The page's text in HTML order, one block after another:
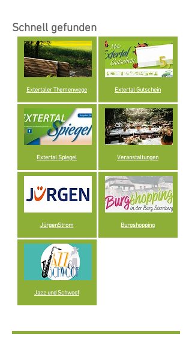
Schnell gefunden
Extertaler Themenwege
Extertal Spiegel
JürgenStrom
Jazz und Schwoof
Extertal Gutschein
Veranstaltungen
Burgshopping